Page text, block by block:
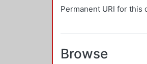
Permanent URI for this
Browse